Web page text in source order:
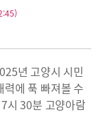
년 고양시 시민
에 푹 빠져볼 수
시 30분 고양아람